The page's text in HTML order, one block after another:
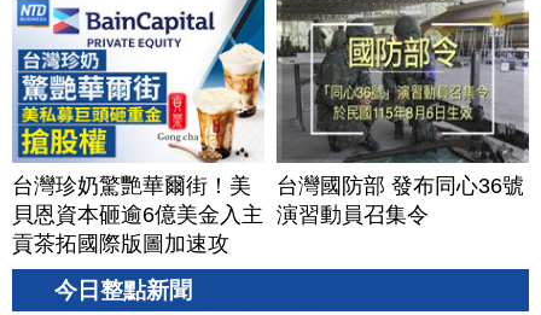
台灣珍奶驚艷華爾街！美
貝恩資本砸逾6億美金入主
貢茶拓國際版圖加速攻
美？｜#財經新聞｜
20260806(四)
台灣國防部 發布同心36號
演習動員召集令
今日整點新聞